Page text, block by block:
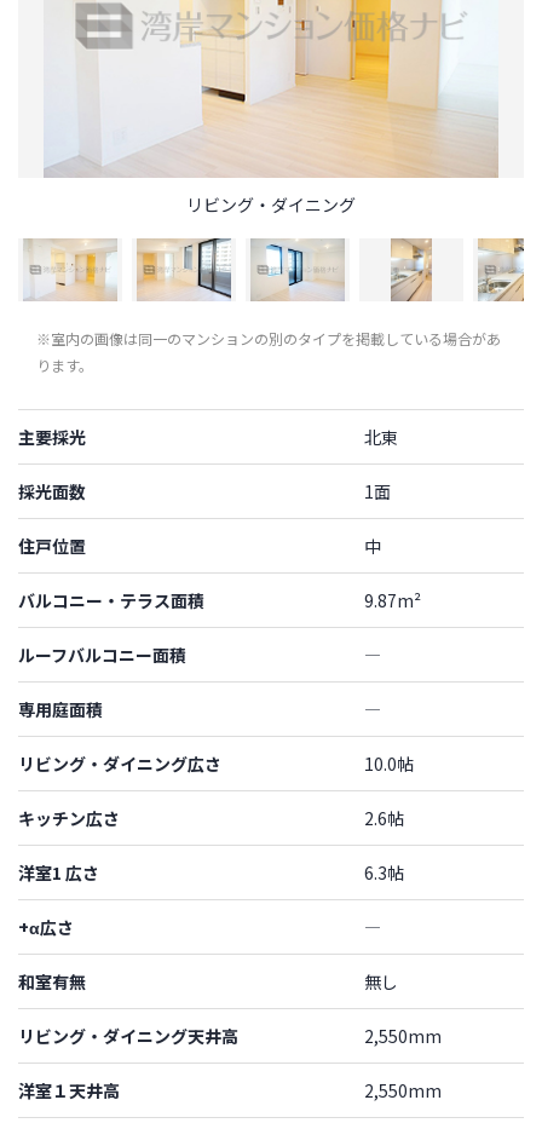
リビング・ダイニング
※室内の画像は同一のマンションの別のタイプを掲載している場合があ
ります。
主要採光 北東
採光面数 1面
住戸位置 中
バルコニー・テラス面積 9.87m²
ルーフバルコニー面積 ―
専用庭面積 ―
リビング・ダイニング広さ 10.0帖
キッチン広さ 2.6帖
洋室1 広さ 6.3帖
+α広さ ―
和室有無 無し
リビング・ダイニング天井高 2,550mm
洋室１天井高 2,550mm